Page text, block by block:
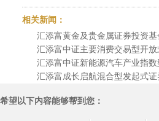
相关新闻：
汇添富黄金及贵金属证券投资
汇添富中证主要消费交易型开
汇添富中证新能源汽车产业指
汇添富成长启航混合型发起式
希望以下内容能够帮到您：